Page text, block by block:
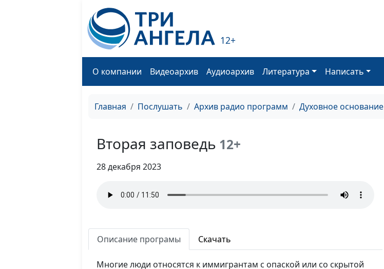
12+
О компании Видеоархив Аудиоархив Литература Написать
Главная Послушать Архив радио программ Духовное основание
Вторая заповедь 12+
28 декабря 2023
Описание програмы Скачать
Многие люди относятся к иммигрантам с опаской или со скрытой